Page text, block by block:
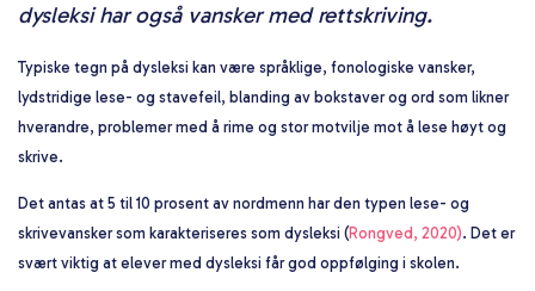
dysleksi har også vansker med rettskriving.
Typiske tegn på dysleksi kan være språklige, fonologiske vansker,
lydstridige lese- og stavefeil, blanding av bokstaver og ord som likner
hverandre, problemer med å rime og stor motvilje mot å lese høyt og
skrive.
Det antas at 5 til 10 prosent av nordmenn har den typen lese- og
skrivevansker som karakteriseres som dysleksi (Rongved, 2020). Det er
svært viktig at elever med dysleksi får god oppfølging i skolen.